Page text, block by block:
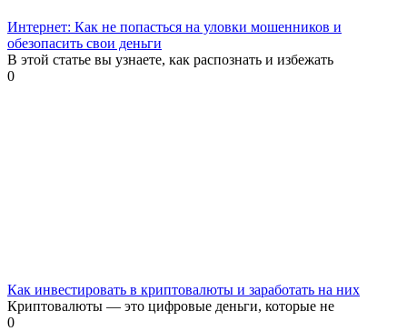
Интернет: Как не попасться на уловки мошенников и
обезопасить свои деньги
В этой статье вы узнаете, как распознать и избежать
0
Как инвестировать в криптовалюты и заработать на них
Криптовалюты — это цифровые деньги, которые не
0